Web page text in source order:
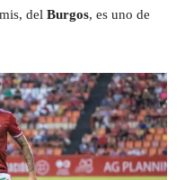
del Burgos, es uno de